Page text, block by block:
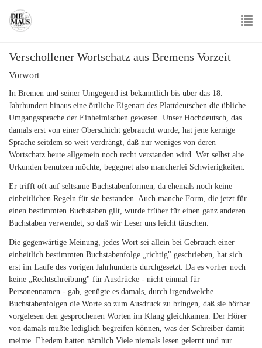
main
Verschollener Wortschatz aus Bremens Vorzeit
Vorwort
In Bremen und seiner Umgegend ist bekanntlich bis über das 18.
Jahrhundert hinaus eine örtliche Eigenart des Plattdeutschen die übliche
Umgangssprache der Einheimischen gewesen. Unser Hochdeutsch, das
damals erst von einer Oberschicht gebraucht wurde, hat jene kernige
Sprache seitdem so weit verdrängt, daß nur weniges von deren
Wortschatz heute allgemein noch recht verstanden wird. Wer selbst alte
Urkunden benutzen möchte, begegnet also mancherlei Schwierigkeiten.
Er trifft oft auf seltsame Buchstabenformen, da ehemals noch keine
einheitlichen Regeln für sie bestanden. Auch manche Form, die jetzt für
einen bestimmten Buchstaben gilt, wurde früher für einen ganz anderen
Buchstaben verwendet, so daß wir Leser uns leicht täuschen.
Die gegenwärtige Meinung, jedes Wort sei allein bei Gebrauch einer
einheitlich bestimmten Buchstabenfolge „richtig" geschrieben, hat sich
erst im Laufe des vorigen Jahrhunderts durchgesetzt. Da es vorher noch
keine „Rechtschreibung" für Ausdrücke - nicht einmal für
Personennamen - gab, genügte es damals, durch irgendwelche
Buchstabenfolgen die Worte so zum Ausdruck zu bringen, daß sie hörbar
vorgelesen den gesprochenen Worten im Klang gleichkamen. Der Hörer
von damals mußte lediglich begreifen können, was der Schreiber damit
meinte. Ehedem hatten nämlich Viele niemals lesen gelernt und nur